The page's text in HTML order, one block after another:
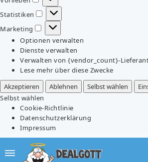
Vorlieben
Statistiken
Statistiken
Marketing
Marketing
Optionen verwalten
Dienste verwalten
Verwalten von {vendor_count}-
Lese mehr über diese Zwecke
Akzeptieren
Ablehnen Selbst wählen
Selbst wählen
Cookie-Richtlinie
Datenschutzerklärung
Impressum